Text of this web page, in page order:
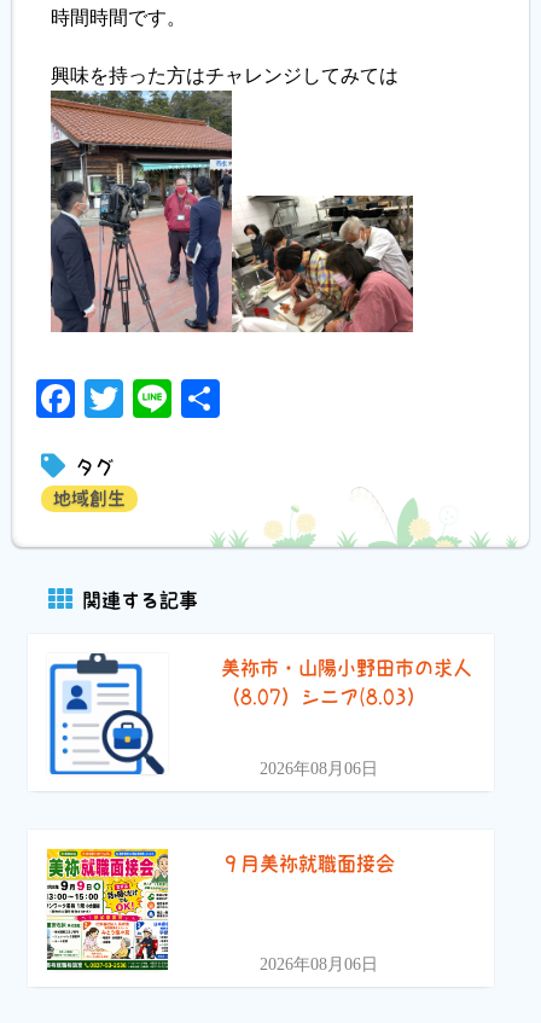
時間時間です。
興味を持った方はチャレンジしてみては
Facebook
Twitter
Line
タグ
地域創生
関連する記事
美祢市・山陽小野田市の求人
（8.07）シニア(8.03）
2026年08月06日
９月美祢就職面接会
2026年08月06日